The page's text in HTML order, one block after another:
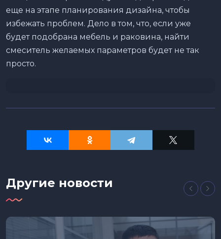
еще на этапе планирования дизайна, чтобы
избежать проблем. Дело в том, что, если уже
будет подобрана мебель и раковина, найти
смеситель желаемых параметров будет не так
просто.
Другие новости